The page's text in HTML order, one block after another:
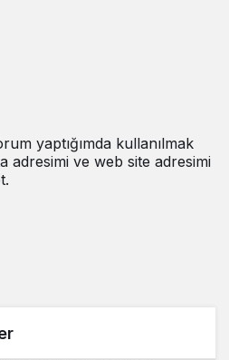
yaptığımda kullanılmak
adresimi ve web site adresimi